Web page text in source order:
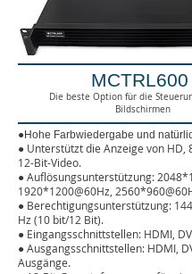
MCTRL600
Die beste Option für die
Bildschirmen
●Hohe Farbwiedergabe und
● Unterstützt die Anzeige von HD,
12-Bit-Video.
●Auflösungsunterstützung:
1920*1200@60Hz,
● Berechtigungsunterstützung:
Hz (10 bit/12 Bit).
● Eingangsschnittstellen: HDMI,
●Ausgangsschnittstellen: HDMI,
Ausgänge.